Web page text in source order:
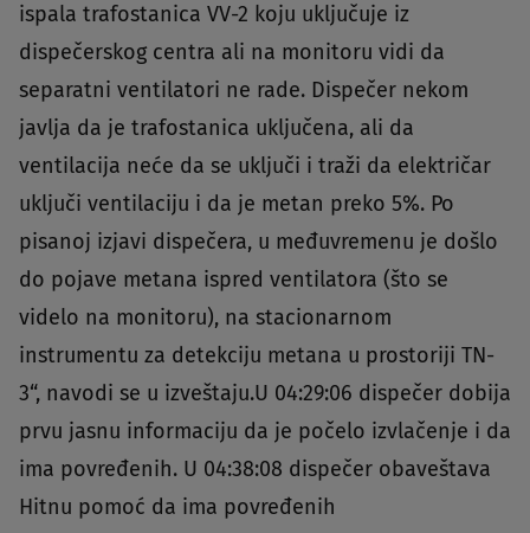
ispala trafostanica VV-2 koju uključuje iz
dispečerskog centra ali na monitoru vidi da
separatni ventilatori ne rade. Dispečer nekom
javlja da je trafostanica uključena, ali da
ventilacija neće da se uključi i traži da električar
uključi ventilaciju i da je metan preko 5%. Po
pisanoj izjavi dispečera, u međuvremenu je došlo
do pojave metana ispred ventilatora (što se
videlo na monitoru), na stacionarnom
instrumentu za detekciju metana u prostoriji TN-
3“, navodi se u izveštaju.U 04:29:06 dispečer dobija
prvu jasnu informaciju da je počelo izvlačenje i da
ima povređenih. U 04:38:08 dispečer obaveštava
Hitnu pomoć da ima povređenih